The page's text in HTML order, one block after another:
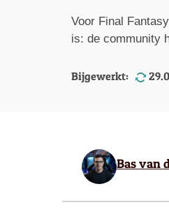
Voor Final
is: de community
Bijgewerkt:
Bas van